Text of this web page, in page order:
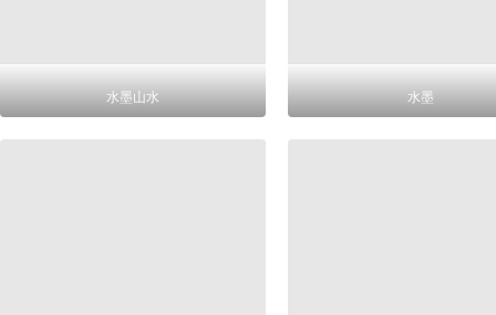
水墨山水 水墨